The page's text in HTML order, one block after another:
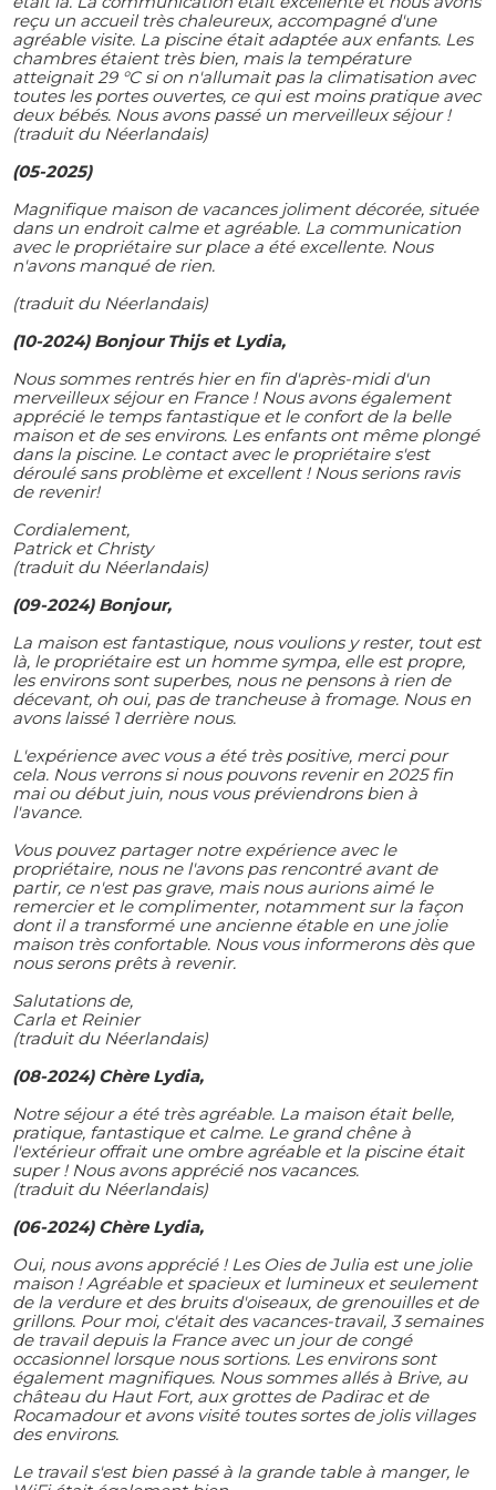
reçu un accueil très chaleureux, accompagné d'une
agréable visite. La piscine était adaptée aux enfants. Les
chambres étaient très bien, mais la température
atteignait 29 °C si on n'allumait pas la climatisation avec
toutes les portes ouvertes, ce qui est moins pratique avec
deux bébés. Nous avons passé un merveilleux séjour !
(traduit du Néerlandais)
(05-2025)
Magnifique maison de vacances joliment décorée, située
dans un endroit calme et agréable. La communication
avec le propriétaire sur place a été excellente. Nous
n'avons manqué de rien.
(traduit du Néerlandais)
(10-2024) Bonjour Thijs et Lydia,
Nous sommes rentrés hier en fin d'après-midi d'un
merveilleux séjour en France ! Nous avons également
apprécié le temps fantastique et le confort de la belle
maison et de ses environs. Les enfants ont même plongé
dans la piscine. Le contact avec le propriétaire s'est
déroulé sans problème et excellent ! Nous serions ravis
de revenir!
Cordialement,
Patrick et Christy
(traduit du Néerlandais)
(09-2024) Bonjour,
La maison est fantastique, nous voulions y rester, tout est
là, le propriétaire est un homme sympa, elle est propre,
les environs sont superbes, nous ne pensons à rien de
décevant, oh oui, pas de trancheuse à fromage. Nous en
avons laissé 1 derrière nous.
L'expérience avec vous a été très positive, merci pour
cela. Nous verrons si nous pouvons revenir en 2025 fin
mai ou début juin, nous vous préviendrons bien à
l'avance.
Vous pouvez partager notre expérience avec le
propriétaire, nous ne l'avons pas rencontré avant de
partir, ce n'est pas grave, mais nous aurions aimé le
remercier et le complimenter, notamment sur la façon
dont il a transformé une ancienne étable en une jolie
maison très confortable. Nous vous informerons dès que
nous serons prêts à revenir.
Salutations de,
Carla et Reinier
(traduit du Néerlandais)
(08-2024) Chère Lydia,
Notre séjour a été très agréable. La maison était belle,
pratique, fantastique et calme. Le grand chêne à
l'extérieur offrait une ombre agréable et la piscine était
super ! Nous avons apprécié nos vacances.
(traduit du Néerlandais)
(06-2024) Chère Lydia,
Oui, nous avons apprécié ! Les Oies de Julia est une jolie
maison ! Agréable et spacieux et lumineux et seulement
de la verdure et des bruits d'oiseaux, de grenouilles et de
grillons. Pour moi, c'était des vacances-travail, 3 semaines
de travail depuis la France avec un jour de congé
occasionnel lorsque nous sortions. Les environs sont
également magnifiques. Nous sommes allés à Brive, au
château du Haut Fort, aux grottes de Padirac et de
Rocamadour et avons visité toutes sortes de jolis villages
des environs.
Le travail s'est bien passé à la grande table à manger, le